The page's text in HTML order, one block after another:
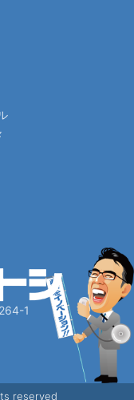
1
reserved